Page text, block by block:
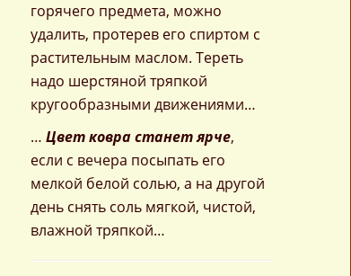
горячего предмета, можно
удалить, протерев его спиртом с
растительным маслом. Тереть
надо шерстяной тряпкой
кругообразными движениями…
… Цвет ковра станет ярче,
если с вечера посыпать его
мелкой белой солью, а на другой
день снять соль мягкой, чистой,
влажной тряпкой…